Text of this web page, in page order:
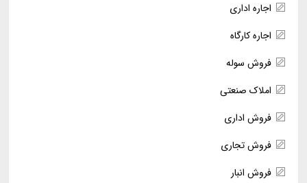
اجاره اداری
اجاره کارگاه
فروش سوله
املاک صنعتی
فروش اداری
فروش تجاری
فروش انبار